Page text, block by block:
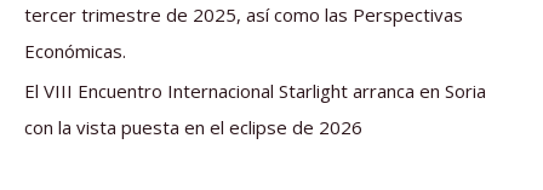
tercer trimestre de 2025, así como las Perspectivas
Económicas.
El VIII Encuentro Internacional Starlight arranca en Soria
con la vista puesta en el eclipse de 2026